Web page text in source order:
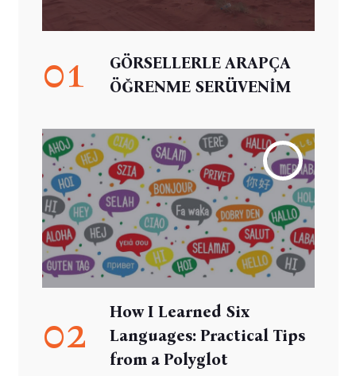
01
GÖRSELLERLE ARAPÇA
ÖĞRENME SERÜVENİM
02
How I Learned Six
Languages: Practical Tips
from a Polyglot